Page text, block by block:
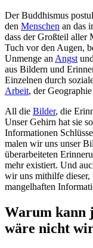
Der Buddhismus
den Menschen an das
dass der Großteil aller
Tuch vor den Augen,
Unmenge an Angst
aus Bildern und
Einzelnen durch
Arbeit, der
All die Bilder, die
Unser Gehirn hat sie
Informationen
malen wir uns unser
überarbeiteten
mehr existiert. Und
wir uns mithilfe
mangelhaften
Warum kann
wäre nicht